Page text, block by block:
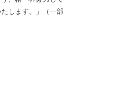
します。」（一部